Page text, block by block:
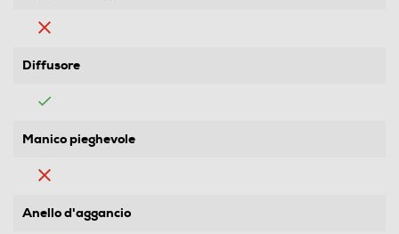
Diffusore
Manico pieghevole
Anello d'aggancio